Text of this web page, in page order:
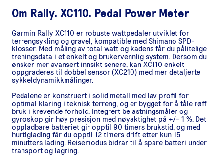
Om Rally. XC110. Pedal Power Meter
Garmin Rally XC110 er robuste wattpedaler utviklet for
terrengsykling og gravel, kompatible med Shimano SPD-
klosser. Med måling av total watt og kadens får du pålitelige
treningsdata i et enkelt og brukervennlig system. Dersom du
ønsker mer avansert innsikt senere, kan XC110 enkelt
oppgraderes til dobbel sensor (XC210) med mer detaljerte
sykkeldynamikkmålinger.
Pedalene er konstruert i solid metall med lav profil for
optimal klaring i teknisk terreng, og er bygget for å tåle røff
bruk i krevende forhold. Integrert belastningsmåler og
gyroskop gir høy presisjon med nøyaktighet på +/- 1 %. Det
oppladbare batteriet gir opptil 90 timers brukstid, og med
hurtiglading får du opptil 12 timers drift etter kun 15
minutters lading. Reisemodus bidrar til å spare batteri under
transport og lagring.